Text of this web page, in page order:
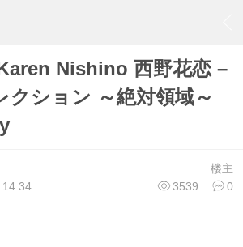
Nishino 西野花恋 –
クション ～絶対領域～
楼主
3539
0